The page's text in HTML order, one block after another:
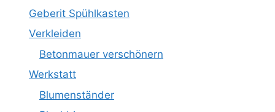
Geberit Spühlkasten
Verkleiden
Betonmauer verschönern
Werkstatt
Blumenständer